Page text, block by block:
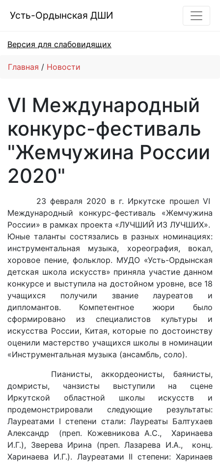
Усть-Ордынская ДШИ
Версия для слабовидящих
Главная Новости
VI Международный
конкурс-фестиваль
"Жемчужина России
2020"
23 февраля 2020 в г. Иркутске прошел VI
Международный конкурс-фестиваль «Жемчужина
России» в рамках проекта «ЛУЧШИЙ ИЗ ЛУЧШИХ».
Юные таланты состязались в разных номинациях:
инструментальная музыка, хореография, вокал,
хоровое пение, фольклор. МУДО «Усть-Ордынская
детская школа искусств» приняла участие данном
конкурсе и выступила на достойном уровне, все 18
учащихся получили звание лауреатов и
дипломантов. Компетентное жюри было
сформировано из специалистов культуры и
искусства России, Китая, которые по достоинству
оценили мастерство учащихся школы в номинации
«Инструментальная музыка (ансамбль, соло).
Пианисты, аккордеонисты, баянисты,
домристы, чанзисты выступили на сцене
Иркутской областной школы искусств и
продемонстрировали следующие результаты:
Лауреатами I степени стали: Лауреаты Балтухаев
Александр (преп. Кожевникова А.С., Харинаева
И.Г.), Зверева Ирина (преп. Лазарева И.А., конц.
Харинаева И.Г.). Лауреатами II степени: Харинаев